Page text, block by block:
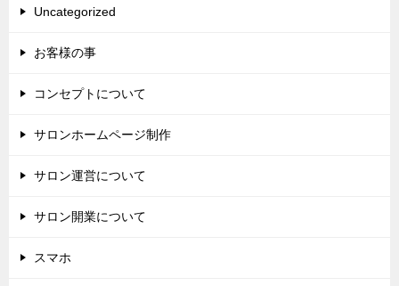
Uncategorized
お客様の事
コンセプトについて
サロンホームページ制作
サロン運営について
サロン開業について
スマホ